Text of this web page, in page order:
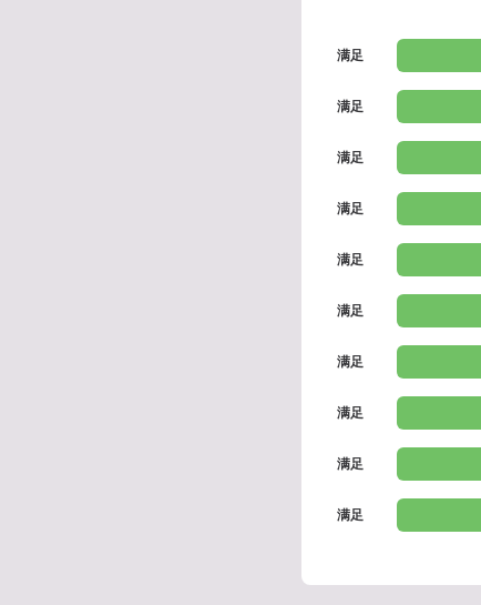
满足
满足
满足
满足
满足
满足
满足
满足
满足
满足